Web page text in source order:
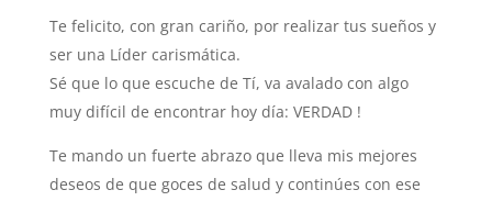
Te felicito, con gran cariño, por realizar tus sueños y
ser una Líder carismática.
Sé que lo que escuche de Tí, va avalado con algo
muy difícil de encontrar hoy día: VERDAD !
Te mando un fuerte abrazo que lleva mis mejores
deseos de que goces de salud y continúes con ese